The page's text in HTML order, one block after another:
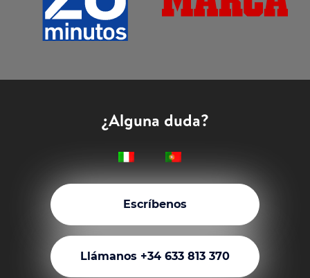
¿Alguna duda?
Escríbenos
Llámanos +34 633 813 370